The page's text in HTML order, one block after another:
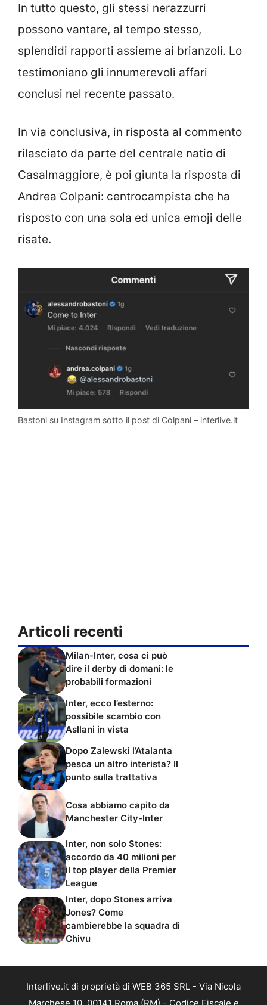
In tutto questo, gli stessi nerazzurri
possono vantare, al tempo stesso,
splendidi rapporti assieme ai brianzoli. Lo
testimoniano gli innumerevoli affari
conclusi nel recente passato.
In via conclusiva, in risposta al commento
rilasciato da parte del centrale natio di
Casalmaggiore, è poi giunta la risposta di
Andrea Colpani: centrocampista che ha
risposto con una sola ed unica emoji delle
risate.
Bastoni su Instagram sotto il post di Colpani – interlive.it
Articoli recenti
Milan-Inter, cosa ci può
dire il derby di domani: le
probabili formazioni
Inter, ecco l’esterno:
possibile scambio con
Asllani in vista
Dopo Zalewski l’Atalanta
pesca un altro interista? Il
punto sulla trattativa
Cosa abbiamo capito da
Manchester City-Inter
Inter, non solo Stones:
accordo da 40 milioni per
il top player della Premier
League
Inter, dopo Stones arriva
Jones? Come
cambierebbe la squadra di
Chivu
Interlive.it di proprietà di WEB 365 SRL - Via Nicola
Marchese 10, 00141 Roma (RM) - Codice Fiscale e